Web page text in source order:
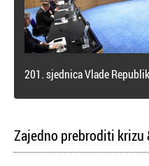
201. sjednica Vlade
Zajedno prebroditi krizu